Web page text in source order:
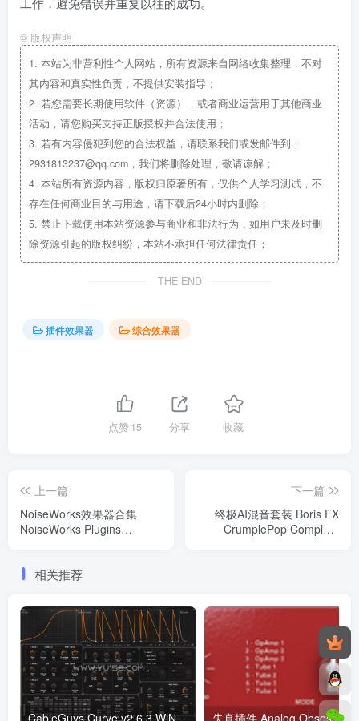
© 版权声明
1. 本站为非营利性个人网站，所有资源来自网络收集整理，不对
其内容和真实性负责，不提供安装指导；
2. 若您需要长期使用软件（资源），或者商业运营用于其他商业
活动，请您购买支持正版授权并合法使用；
3. 若有内容侵犯到您的合法权益，请联系我们或发邮件到：
2931813237@qq.com，我们将删除处理，敬请谅解；
4. 本站所有资源内容，版权归原著所有，仅供个人学习测试，不
存在任何商业目的与用途，请下载后24小时内删除；
5. 禁止下载使用本站资源参与商业和非法行为，如用户未及时删
除资源引起的版权纠纷，本站不承担任何法律责任；
THE END
插件效果器 综合效果器
点赞15 分享 收藏
上一篇
NoiseWorks效果器合集
NoiseWorks Plugins
下一篇
终极AI混音套装 Boris FX
CrumplePop Complete
相关推荐
CableGuys Curve v2.6.3 WiN